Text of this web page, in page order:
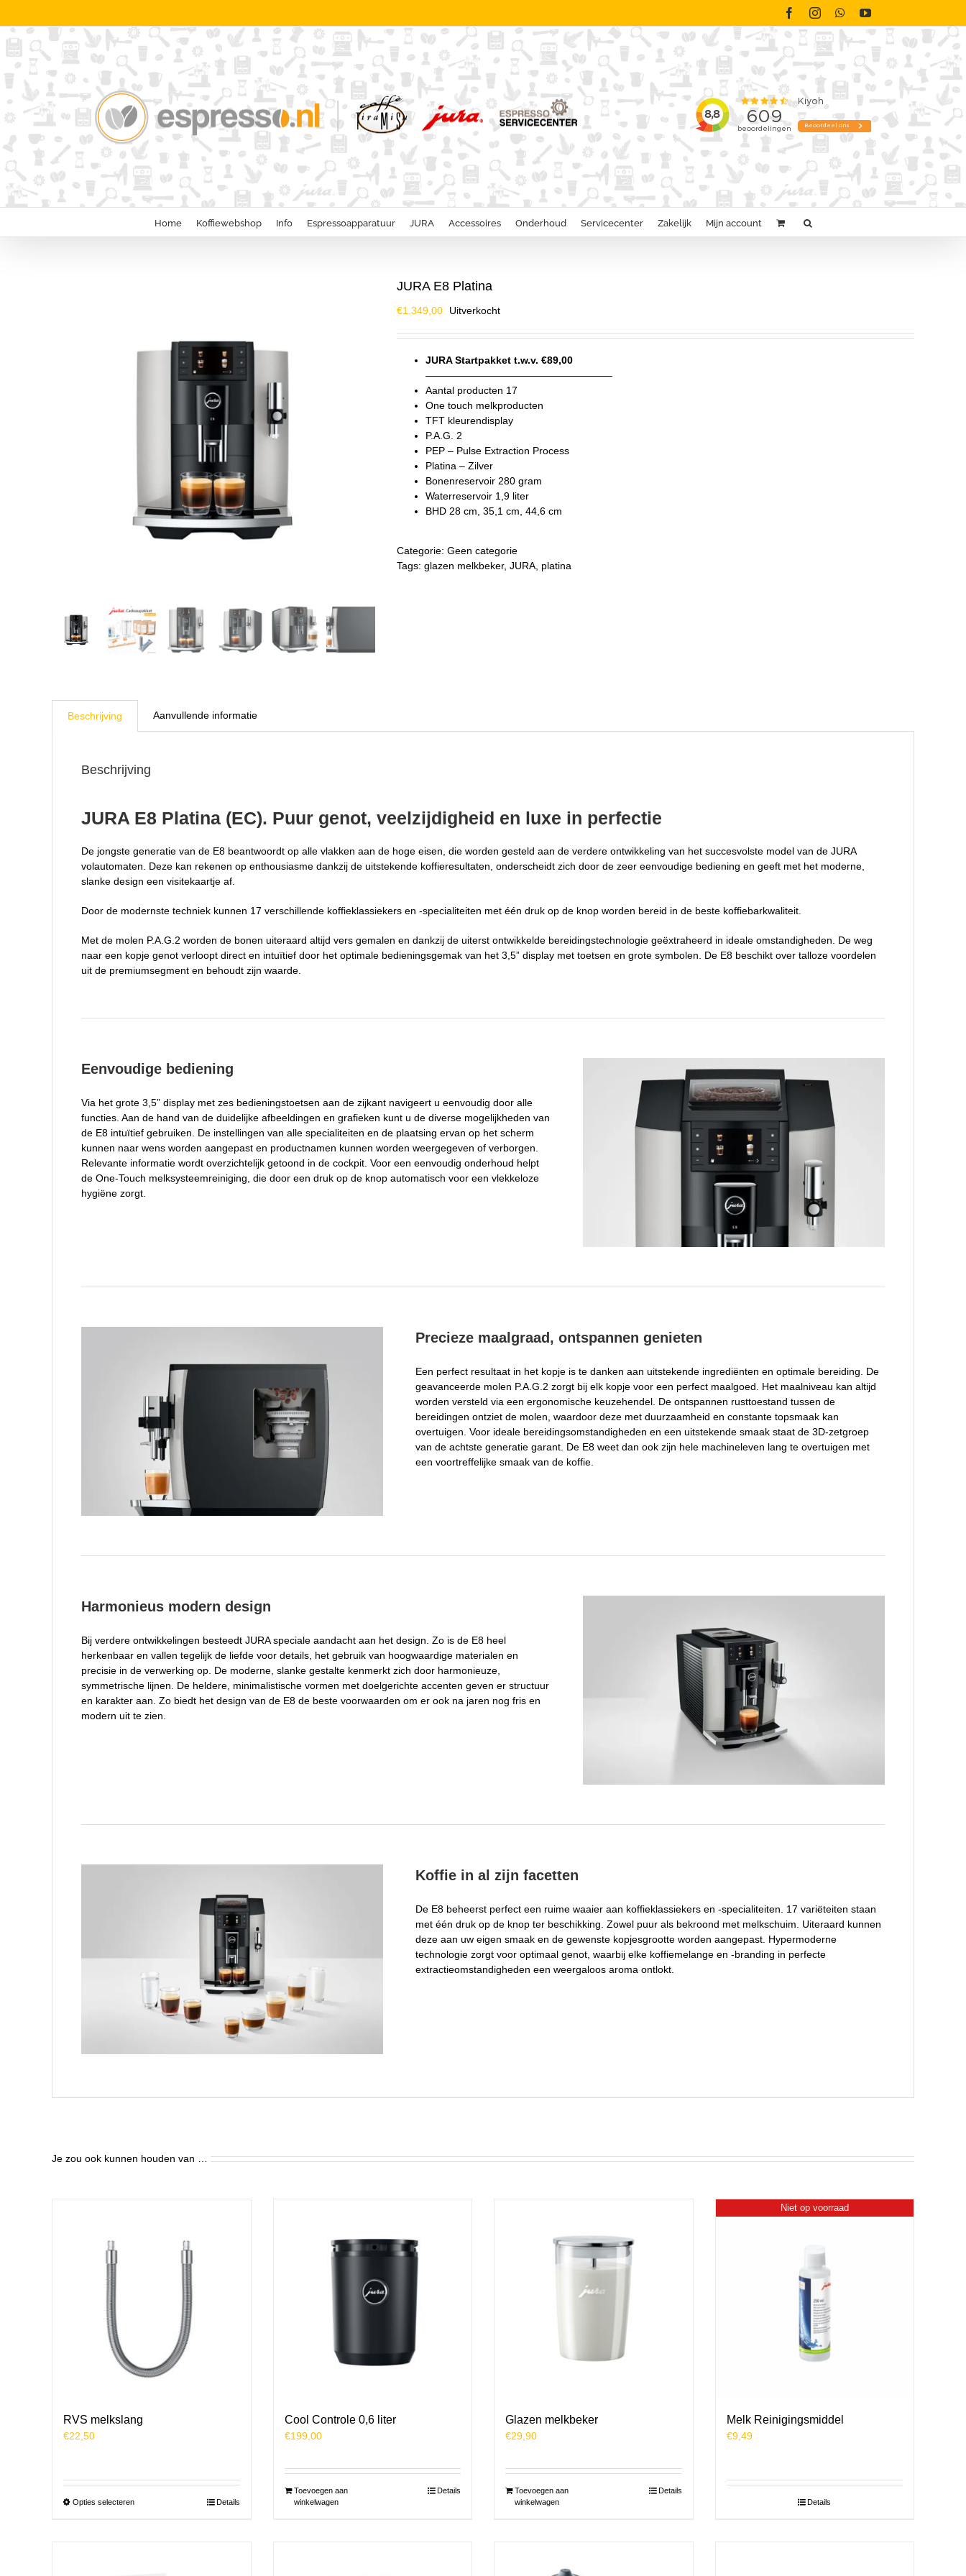
inhoud
FacebookInstagramWhatsAppYouTube
Home Koffiewebshop Info Espressoapparatuur JURA Accessoires Onderhoud Servicecenter Zakelijk Mijn account
JURA E8 Platina
€1.349,00 Uitverkocht
JURA Startpakket t.w.v. €89,00
——————————————————–
Aantal producten 17
One touch melkproducten
TFT kleurendisplay
P.A.G. 2
PEP – Pulse Extraction Process
Platina – Zilver
Bonenreservoir 280 gram
Waterreservoir 1,9 liter
BHD 28 cm, 35,1 cm, 44,6 cm
Categorie: Geen categorie
Tags: glazen melkbeker, JURA platina
Beschrijving Aanvullende informatie
Beschrijving
JURA E8 Platina (EC). Puur genot, veelzijdigheid en luxe in perfectie
De jongste generatie van de E8 beantwoordt op alle vlakken aan de hoge eisen, die worden gesteld aan de verdere ontwikkeling van het succesvolste model van de JURA
volautomaten. Deze kan rekenen op enthousiasme dankzij de uitstekende koffieresultaten, onderscheidt zich door de zeer eenvoudige bediening en geeft met het moderne,
slanke design een visitekaartje af.
Door de modernste techniek kunnen 17 verschillende koffieklassiekers en -specialiteiten met één druk op de knop worden bereid in de beste koffiebarkwaliteit.
Met de molen P.A.G.2 worden de bonen uiteraard altijd vers gemalen en dankzij de uiterst ontwikkelde bereidingstechnologie geëxtraheerd in ideale omstandigheden. De weg
naar een kopje genot verloopt direct en intuïtief door het optimale bedieningsgemak van het 3,5” display met toetsen en grote symbolen. De E8 beschikt over talloze voordelen
uit de premiumsegment en behoudt zijn waarde.
Eenvoudige bediening
Via het grote 3,5” display met zes bedieningstoetsen aan de zijkant navigeert u eenvoudig door alle
functies. Aan de hand van de duidelijke afbeeldingen en grafieken kunt u de diverse mogelijkheden van
de E8 intuïtief gebruiken. De instellingen van alle specialiteiten en de plaatsing ervan op het scherm
kunnen naar wens worden aangepast en productnamen kunnen worden weergegeven of verborgen.
Relevante informatie wordt overzichtelijk getoond in de cockpit. Voor een eenvoudig onderhoud helpt
de One-Touch melksysteemreiniging, die door een druk op de knop automatisch voor een vlekkeloze
hygiëne zorgt.
Precieze maalgraad, ontspannen genieten
Een perfect resultaat in het kopje is te danken aan uitstekende ingrediënten en optimale bereiding. De
geavanceerde molen P.A.G.2 zorgt bij elk kopje voor een perfect maalgoed. Het maalniveau kan altijd
worden versteld via een ergonomische keuzehendel. De ontspannen rusttoestand tussen de
bereidingen ontziet de molen, waardoor deze met duurzaamheid en constante topsmaak kan
overtuigen. Voor ideale bereidingsomstandigheden en een uitstekende smaak staat de 3D-zetgroep
van de achtste generatie garant. De E8 weet dan ook zijn hele machineleven lang te overtuigen met
een voortreffelijke smaak van de koffie.
Harmonieus modern design
Bij verdere ontwikkelingen besteedt JURA speciale aandacht aan het design. Zo is de E8 heel
herkenbaar en vallen tegelijk de liefde voor details, het gebruik van hoogwaardige materialen en
precisie in de verwerking op. De moderne, slanke gestalte kenmerkt zich door harmonieuze,
symmetrische lijnen. De heldere, minimalistische vormen met doelgerichte accenten geven er structuur
en karakter aan. Zo biedt het design van de E8 de beste voorwaarden om er ook na jaren nog fris en
modern uit te zien.
Koffie in al zijn facetten
De E8 beheerst perfect een ruime waaier aan koffieklassiekers en -specialiteiten. 17 variëteiten staan
met één druk op de knop ter beschikking. Zowel puur als bekroond met melkschuim. Uiteraard kunnen
deze aan uw eigen smaak en de gewenste kopjesgrootte worden aangepast. Hypermoderne
technologie zorgt voor optimaal genot, waarbij elke koffiemelange en -branding in perfecte
extractieomstandigheden een weergaloos aroma ontlokt.
Je zou ook kunnen houden van …
RVS melkslang
€22,50
Opties selecterenDit
Details
Cool Controle 0,6 liter
€199,00
Toevoegen aan
winkelwagen
Details
Glazen melkbeker
€29,90
Toevoegen aan
winkelwagen
Details
Niet op voorraad
Melk Reinigingsmiddel
€9,49
Details